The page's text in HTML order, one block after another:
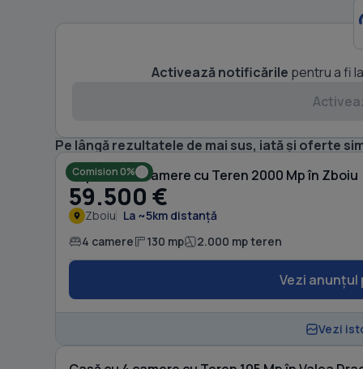
Activează notificările pentru a fi
Pe lângă rezultatele de mai sus, iată și oferte
Comision 0%
Duplex cu 4 camere cu Teren 2000 Mp în Zboiu
59.500 €
Zboiu La ~5km distanță
4 camere 130 mp 2.000 mp teren
Vezi anunțul
Vezi